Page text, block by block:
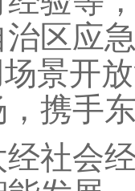
区应
景开
携手
会经